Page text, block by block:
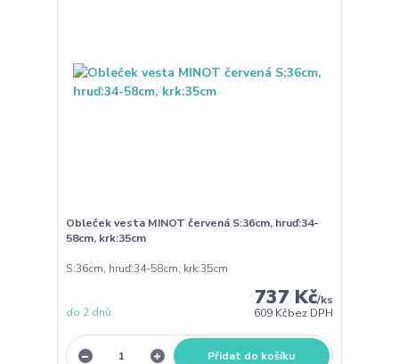
Obleček vesta MINOT červená S:36cm, hruď:34-
58cm, krk:35cm
S:36cm, hruď:34-58cm, krk:35cm
737 Kč/ks
609 Kčbez DPH
do 2 dnů
Přidat do košíku